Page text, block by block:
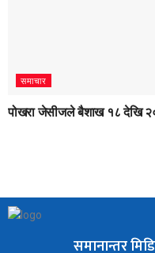
समाचार
पोखरा जेसीजले बैशाख १८ देखि
समानान्तर